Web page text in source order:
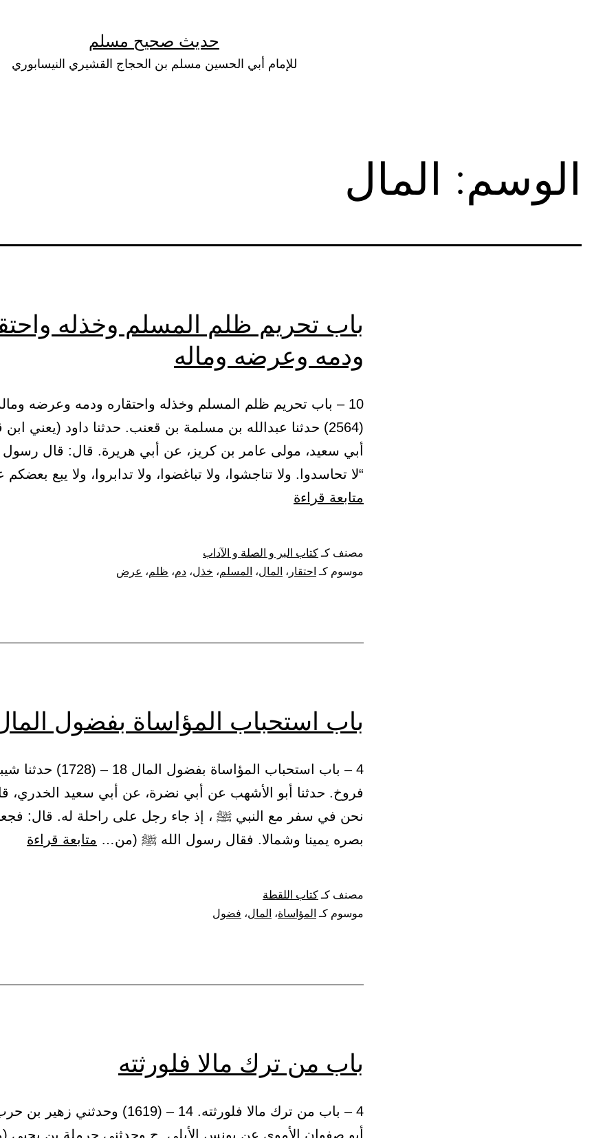
حديث صحيح مسلم
للإمام أبي الحسين مسلم بن الحجاج القشيري النيسابوري
الوسم: المال
باب تحريم ظلم المسلم وخذله
ودمه وعرضه وماله
(2564) حدثنا عبدالله بن مسلمة بن قعنب. حدثنا داود (يعني
أبي سعيد، مولى عامر بن كريز، عن أبي هريرة. قال: قال
“لا تحاسدوا. ولا تناجشوا، ولا تباغضوا، ولا تدابروا، ولا يبع
متابعة قراءة
المسلم
مصنف كـ كتاب البر و الصلة و الآداب
موسوم كـ احتقار ، المال، المسلم، خذل، دم، ظلم، عرض
باب استحباب المؤاساة بفضول
4 – باب استحباب المؤاساة بفضول المال
فروخ. حدثنا أبو الأشهب عن أبي نضرة، عن أبي سعيد الخدري،
نحن في سفر مع النبي ﷺ ، إذ جاء رجل على راحلة له. قال:
بصره يمينا وشمالا. فقال رسول الله ﷺ (من… متابعة قراءة
مصنف كـ كتاب اللقطة
موسوم كـ المؤاساة، المال، فضول
باب من ترك مالا فلورثته
4 – باب من ترك مالا فلورثته. 14 – (1619) وحدثني
أبو صفوان الأموي عن يونس الأيلي. ح وحدثني حرملة بن يحيى